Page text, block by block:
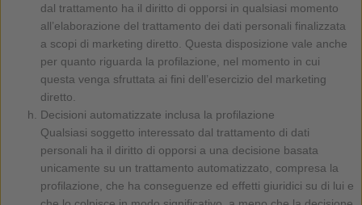
dal trattamento ha il diritto di opporsi in qualsiasi momento
all’elaborazione del trattamento dei dati personali finalizzata
a scopi di marketing diretto. Questa disposizione vale anche
per quanto riguarda la profilazione, nel momento in cui
questa venga sfruttata ai fini dell’esercizio del marketing
diretto.
Decisioni automatizzate inclusa la profilazione
Qualsiasi soggetto interessato dal trattamento di dati
personali ha il diritto di opporsi a una decisione basata
unicamente su un trattamento automatizzato, compresa la
profilazione, che ha conseguenze ed effetti giuridici su di lui e